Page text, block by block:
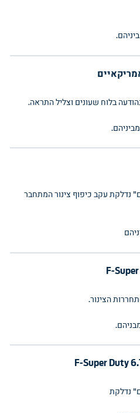
בלוח שעונים וצליל התראה.
נדלקת עקב כיפוף צינור המתחבר
הצינור.
נדלקת